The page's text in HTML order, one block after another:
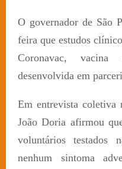
O governador de São
feira que estudos
Coronavac, vacina
desenvolvida em
Em entrevista coletiva
João Doria afirmou
voluntários testados
nenhum sintoma